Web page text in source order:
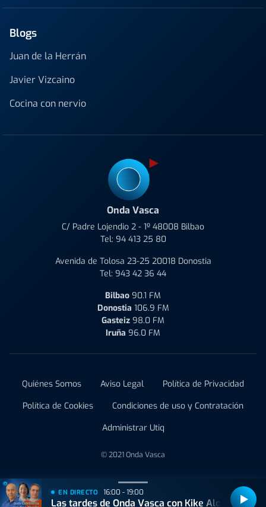
Blogs
Juan de la Herrán
Javier Vizcaino
Cocina con nervio
Onda Vasca
C/ Padre Lojendio 2 - 1º 48008 Bilbao
Tel: 94 413 25 80
Avenida de Tolosa 23-25 20018 Donostia
Tel: 943 42 36 44
Bilbao 90.1 FM
Donostia 106.9 FM
Gasteiz 98.0 FM
Iruña 96.0 FM
Quiénes Somos Aviso Legal
Política de Privacidad
Política de Cookies
Condiciones de uso y Contratación
Administrar Utiq
© 2021 Onda Vasca
EN DIRECTO 16:00 - 19:00
Las tardes de Onda Vasca con Kike Alonso